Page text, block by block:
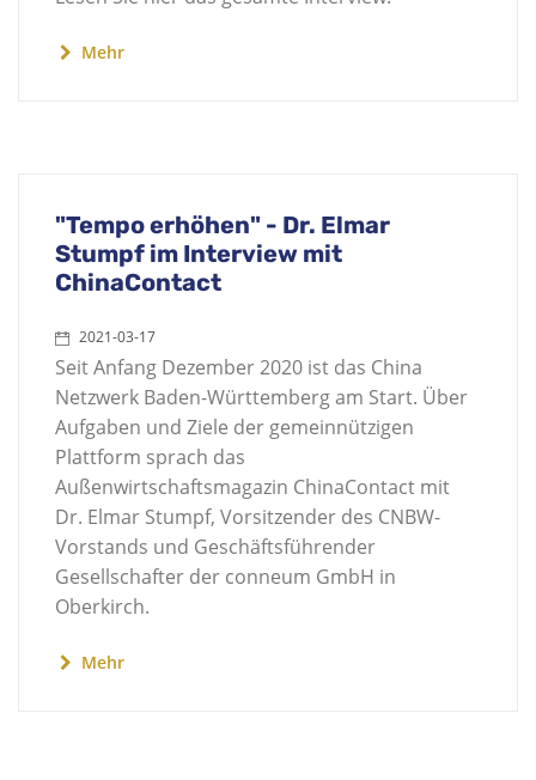
Mehr
"Tempo erhöhen" - Dr. Elmar
Stumpf im Interview mit
ChinaContact
2021-03-17
Seit Anfang Dezember 2020 ist das China
Netzwerk Baden-Württemberg am Start. Über
Aufgaben und Ziele der gemeinnützigen
Plattform sprach das
Außenwirtschaftsmagazin ChinaContact mit
Dr. Elmar Stumpf, Vorsitzender des CNBW-
Vorstands und Geschäftsführender
Gesellschafter der conneum GmbH in
Oberkirch.
Mehr